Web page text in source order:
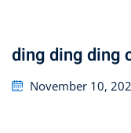
ding ding ding
Posted
November 10,